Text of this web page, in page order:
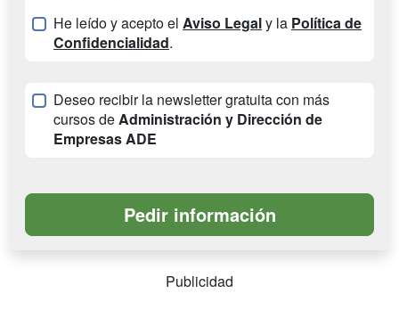
He leído y acepto el Aviso Legaly la Política de
Confidencialidad.
Deseo recibir la newsletter gratuita con más
cursos deAdministración y Dirección de
Empresas ADE
Publicidad